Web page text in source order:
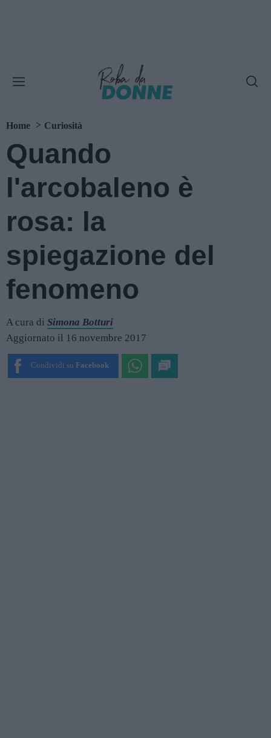
Home Curiosità
Quando
l'arcobaleno è
rosa: la
spiegazione del
fenomeno
A cura di Simona Botturi
Aggiornato il 16 novembre 2017
Condividi su Facebook